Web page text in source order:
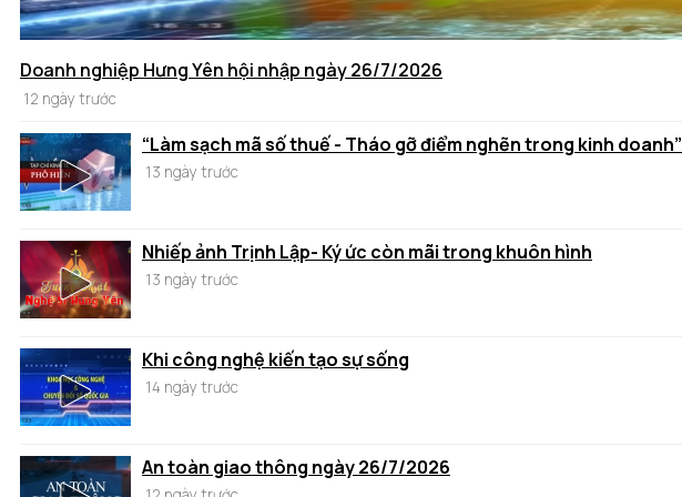
Doanh nghiệp Hưng Yên hội nhập ngày 26/7/2026
12 ngày trước
“Làm sạch mã số thuế - Tháo gỡ điểm nghẽn trong kinh doanh”
13 ngày trước
Nhiếp ảnh Trịnh Lập- Ký ức còn mãi trong khuôn hình
13 ngày trước
Khi công nghệ kiến tạo sự sống
14 ngày trước
An toàn giao thông ngày 26/7/2026